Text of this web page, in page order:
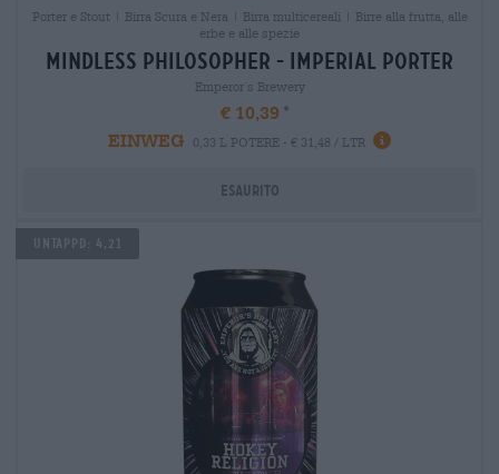
Porter e Stout | Birra Scura e Nera | Birra multicereali | Birre alla frutta, alle
erbe e alle spezie
mindless philosopher - imperial porter
Emperor´s Brewery
€ 10,39
EINWEG
0,33 L POTERE - € 31,48 / LTR
Esaurito
Untappd: 4,21